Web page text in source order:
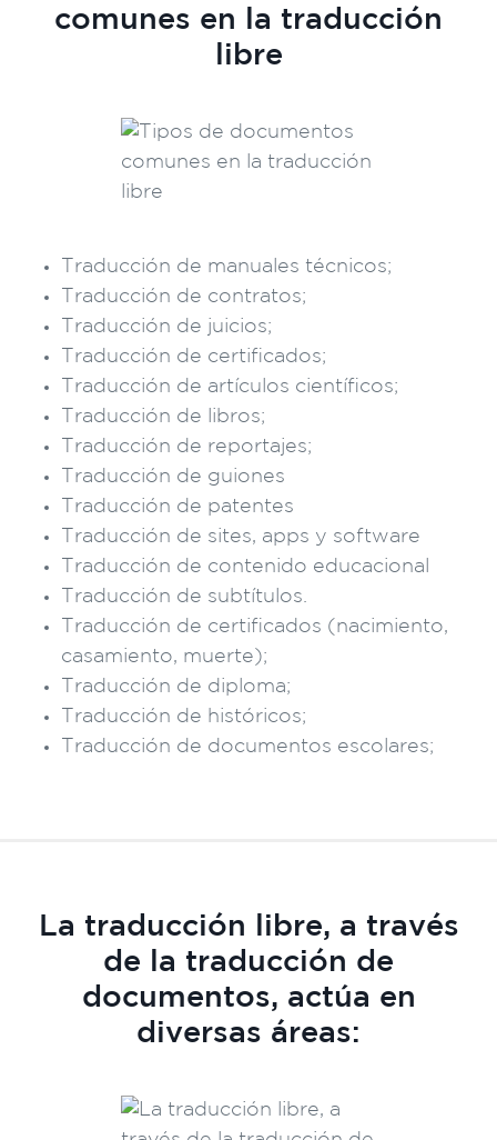
comunes en la traducción
libre
Traducción de manuales técnicos;
Traducción de contratos;
Traducción de juicios;
Traducción de certificados;
Traducción de artículos científicos;
Traducción de libros;
Traducción de reportajes;
Traducción de guiones
Traducción de patentes
Traducción de sites, apps y software
Traducción de contenido educacional
Traducción de subtítulos.
Traducción de certificados (nacimiento,
casamiento, muerte);
Traducción de diploma;
Traducción de históricos;
Traducción de documentos escolares;
La traducción libre, a través
de la traducción de
documentos, actúa en
diversas áreas: